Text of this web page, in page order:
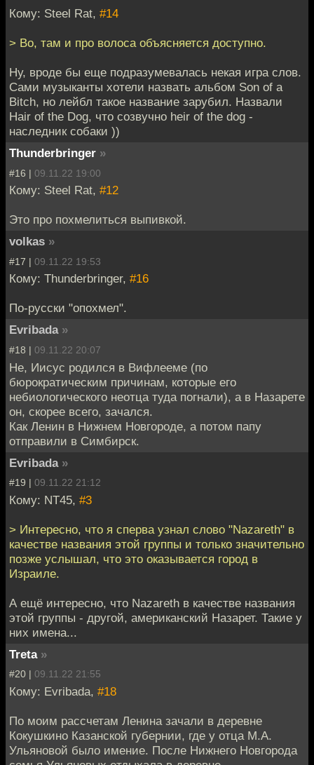
Кому: Steel Rat, #14
> Во, там и про волоса объясняется доступно.
Ну, вроде бы еще подразумевалась некая игра слов.
Сами музыканты хотели назвать альбом Son of a
Bitch, но лейбл такое название зарубил. Назвали
Hair of the Dog, что созвучно heir of the dog -
наследник собаки ))
Thunderbringer »
#16 | 09.11.22 19:00
Кому: Steel Rat, #12
Это про похмелиться выпивкой.
volkas »
#17 | 09.11.22 19:53
Кому: Thunderbringer, #16
По-русски "опохмел".
Evribada »
#18 | 09.11.22 20:07
Не, Иисус родился в Вифлееме (по
бюрократическим причинам, которые его
небиологического неотца туда погнали), а в Назарете
он, скорее всего, зачался.
Как Ленин в Нижнем Новгороде, а потом папу
отправили в Симбирск.
Evribada »
#19 | 09.11.22 21:12
Кому: NT45, #3
> Интересно, что я сперва узнал слово "Nazareth" в
качестве названия этой группы и только значительно
позже услышал, что это оказывается город в
Израиле.
А ещё интересно, что Nazareth в качестве названия
этой группы - другой, американский Назарет. Такие у
них имена...
Treta »
#20 | 09.11.22 21:55
Кому: Evribada, #18
По моим рассчетам Ленина зачали в деревне
Кокушкино Казанской губернии, где у отца М.А.
Ульяновой было имение. После Нижнего Новгорода